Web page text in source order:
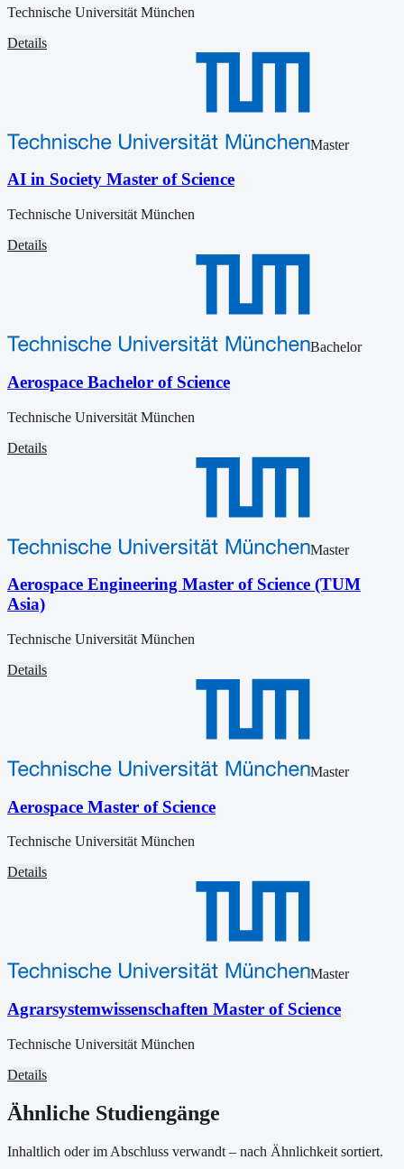
Technische Universität München
Details
Master
AI in Society Master of Science
Technische Universität München
Details
Bachelor
Aerospace Bachelor of Science
Technische Universität München
Details
Master
Aerospace Engineering Master of Science (TUM
Asia)
Technische Universität München
Details
Master
Aerospace Master of Science
Technische Universität München
Details
Master
Agrarsystemwissenschaften Master of Science
Technische Universität München
Details
Ähnliche Studiengänge
Inhaltlich oder im Abschluss verwandt – nach Ähnlichkeit sortiert.